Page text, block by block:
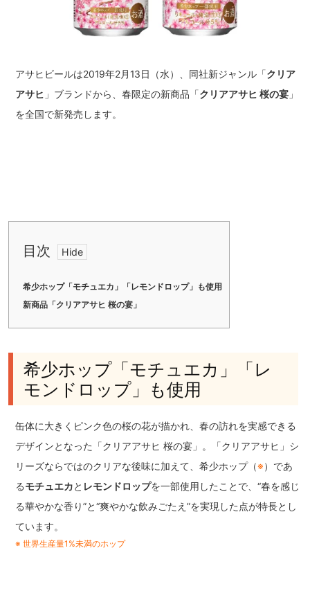
アサヒビールは2019年2月13日（水）、同社新ジャンル「クリア
アサヒ 」ブランドから、春限定の新商品「クリアアサヒ 桜の宴 」
を全国で新発売します。
目次
希少ホップ「モチュエカ」「レモンドロップ」も使用
新商品「クリアアサヒ 桜の宴」
希少ホップ「モチュエカ」「レ
モンドロップ」も使用
缶体に大きくピンク色の桜の花が描かれ、春の訪れを実感できる
デザインとなった「クリアアサヒ 桜の宴」。「クリアアサヒ」シ
リーズならではのクリアな後味に加えて、希少ホップ（※）であ
るモチュエカと レモンドロップを一部使用したことで、“春を感じ
る華やかな香り”と“爽やかな飲みごたえ”を実現した点が特長とし
ています。
※ 世界生産量1%未満のホップ